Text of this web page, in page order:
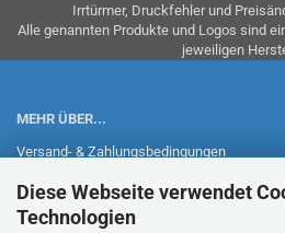
Diese Webseite verwendet
Technologien
Irrtürmer, Druckfehler und
Alle genannten Produkte und Logos sind
jeweiligen
MEHR ÜBER...
Versand- & Zahlungsbedingungen
Widerrufsrecht & Widerrufsformular
Impressum